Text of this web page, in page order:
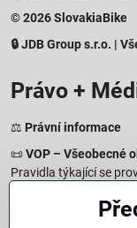
© 2026 SlovakiaBike
🔒 JDB Group s.r.o. |
Právo +
⚖️ Právní informace
📜VOP – Všeobecné
Pravidla týkající se
Zásady zpracování
Jak chráníme a